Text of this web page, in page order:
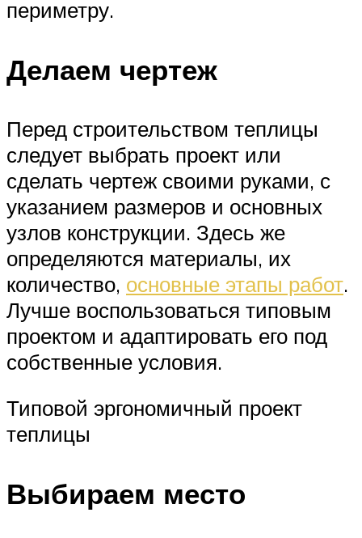
периметру.
Делаем чертеж
Перед строительством теплицы
следует выбрать проект или
сделать чертеж своими руками, с
указанием размеров и основных
узлов конструкции. Здесь же
определяются материалы, их
количество, основные этапы работ.
Лучше воспользоваться типовым
проектом и адаптировать его под
собственные условия.
Типовой эргономичный проект
теплицы
Выбираем место